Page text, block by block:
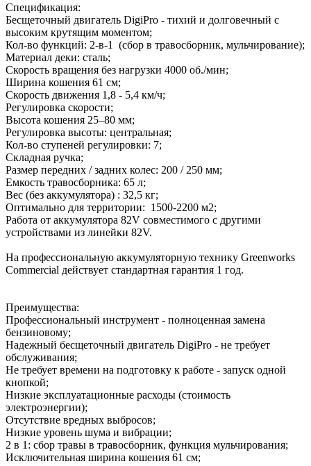
Спецификация:
Бесщеточный двигатель DigiPro - тихий и долговечный с
высоким крутящим моментом;
Кол-во функций: 2-в-1 (сбор в травосборник, мульчирование);
Материал деки: сталь;
Скорость вращения без нагрузки 4000 об./мин;
Ширина кошения 61 см;
Скорость движения 1,8 - 5,4 км/ч;
Регулировка скорости;
Высота кошения 25–80 мм;
Регулировка высоты: центральная;
Кол-во ступеней регулировки: 7;
Складная ручка;
Размер передних / задних колес: 200 / 250 мм;
Емкость травосборника: 65 л;
Вес (без аккумулятора) : 32,5 кг;
Оптимально для территории: 1500-2200 м2;
Работа от аккумулятора 82V совместимого с другими
устройствами из линейки 82V.
На профессиональную аккумуляторную технику Greenworks
Сommercial действует стандартная гарантия 1 год.
Преимущества:
Профессиональный инструмент - полноценная замена
бензиновому;
Надежный бесщеточный двигатель DigiPro - не требует
обслуживания;
Не требует времени на подготовку к работе - запуск одной
кнопкой;
Низкие эксплуатационные расходы (стоимость
электроэнергии);
Отсутствие вредных выбросов;
Низкие уровень шума и вибрации;
2 в 1: сбор травы в травосборник, функция мульчирования;
Исключительная ширина кошения 61 см;